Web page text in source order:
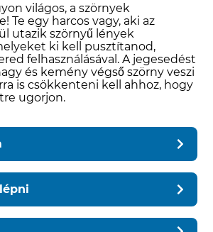
világos, a szörnyek
Te egy harcos vagy, aki az
utazik szörnyű lények
ki kell pusztítanod,
felhasználásával. A jegesedést
és kemény végső szörny veszi
is csökkenteni kell ahhoz, hogy
ugorjon.